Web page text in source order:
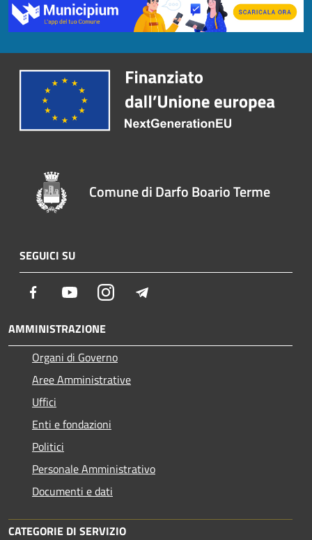
Comune di Darfo Boario Terme
SEGUICI SU
Facebook YoutubeInstagram
AMMINISTRAZIONE
Organi di Governo
Aree Amministrative
Uffici
Enti e fondazioni
Politici
Personale Amministrativo
Documenti e dati
CATEGORIE DI SERVIZIO